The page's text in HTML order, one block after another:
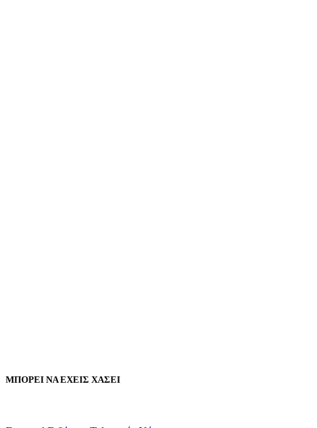
ΜΠΟΡΕΙ ΝΑ ΕΧΕΙΣ ΧΑΣΕΙ